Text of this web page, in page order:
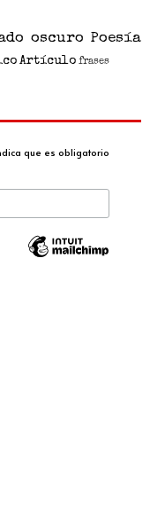
oscuro Poesía
Artículo frases
que es obligatorio